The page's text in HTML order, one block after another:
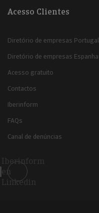
Acesso Clientes
Diretório de empresas Portugal
Diretório de empresas Espanha
Acesso gratuito
Contactos
Iberinform
FAQs
Canal de denúncias
Iberinform
en
Linkedin